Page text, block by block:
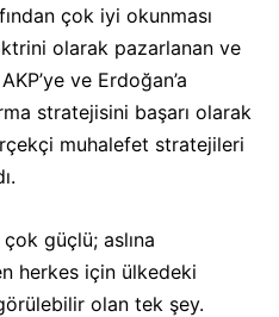
çok iyi okunması
olarak pazarlanan ve
ve Erdoğan’a
stratejisini başarı olarak
muhalefet stratejileri
güçlü; aslına
herkes için ülkedeki
olan tek şey.